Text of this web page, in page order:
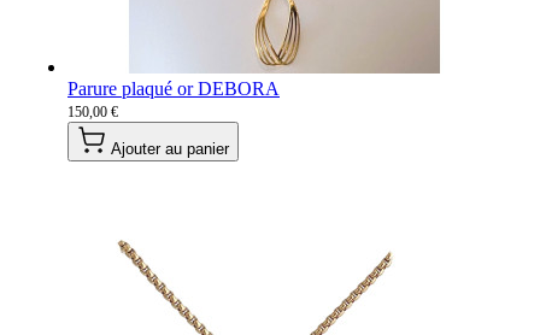
Parure plaqué or DEBORA
150,00 €
Ajouter au panier